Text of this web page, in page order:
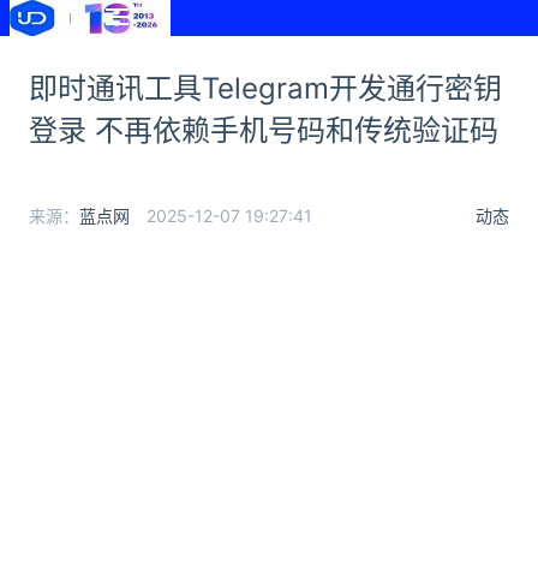
即时通讯工具Telegram开发通行密钥
登录 不再依赖手机号码和传统验证码
动态
来源： 蓝点网 2025-12-07 19:27:41